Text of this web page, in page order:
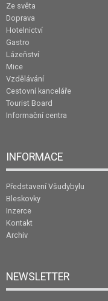
Ze světa
Doprava
Hotelnictví
Gastro
Lázeňství
Mice
Vzdělávání
Cestovní kanceláře
Tourist Board
Informační centra
INFORMACE
Představení Všudybylu
Bleskovky
Inzerce
Kontakt
Archiv
NEWSLETTER